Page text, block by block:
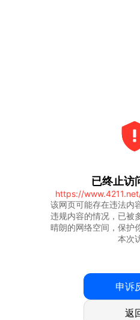
已终止访
该网页可能存在违法内
违规内容的情况，已被
晴朗的网络空间，保护
本次
申诉
返